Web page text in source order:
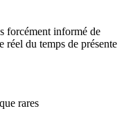
forcément informé de
réel du temps de présente
rares